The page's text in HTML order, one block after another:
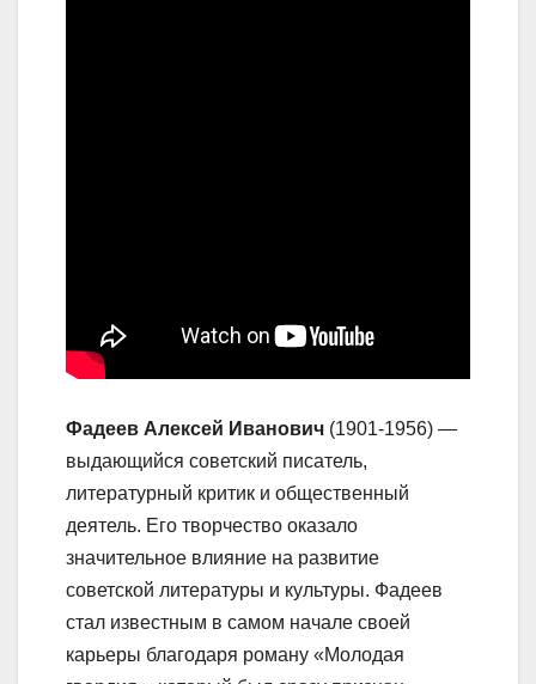
Фадеев Алексей Иванович (1901-1956) —
выдающийся советский писатель,
литературный критик и общественный
деятель. Его творчество оказало
значительное влияние на развитие
советской литературы и культуры. Фадеев
стал известным в самом начале своей
карьеры благодаря роману «Молодая